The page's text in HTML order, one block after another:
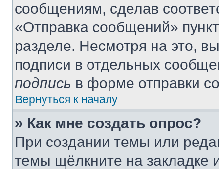
сообщениям, сделав
«Отправка сообщений»
разделе. Несмотря на это,
подписи в отдельных
подпись в форме отправки
Вернуться к началу
» Как мне создать опрос?
При создании темы или
темы щёлкните на